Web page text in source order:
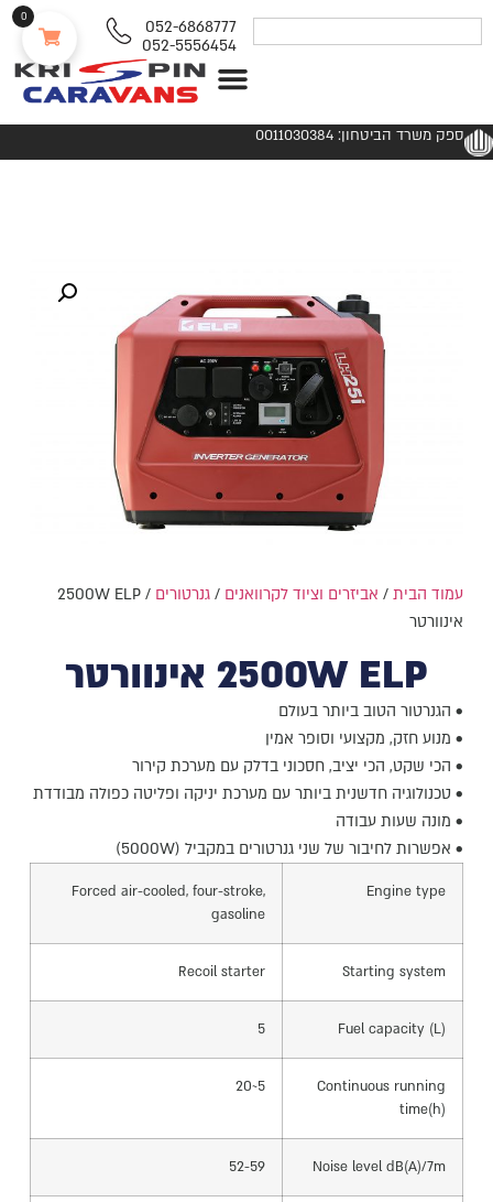
052-6868777
052-5556454
ספק משרד הביטחון: 0011030384
עמוד הבית/ אביזרים וציוד לקרוואנים / גנרטורים
/ 2500W ELP
אינוורטר
2500W ELP אינוורטר
• הגנרטור הטוב ביותר בעולם
• מנוע חזק, מקצועי וסופר אמין
• הכי שקט, הכי יציב, חסכוני בדלק עם מערכת קירור
• טכנולוגיה חדשנית ביותר עם מערכת יניקה ופליטה כפולה מבודדת
• מונה שעות עבודה
• אפשרות לחיבור של שני גנרטורים במקביל (5000W)
Engine type
Forced air-cooled, four-stroke,
gasoline
Starting system
Recoil starter
Fuel capacity (L)
5
Continuous running
time(h)
5~20
Noise level dB(A)/7m
52-59
0